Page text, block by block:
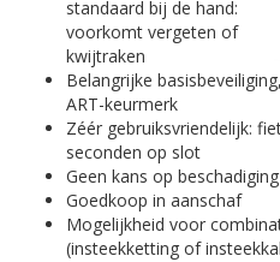
standaard bij de hand:
voorkomt vergeten of
kwijtraken
Belangrijke
ART-keurmerk
Zéér gebruiksvriendelijk:
seconden op slot
Geen kans op
Goedkoop in aanschaf
Mogelijkheid voor
(insteekketting of